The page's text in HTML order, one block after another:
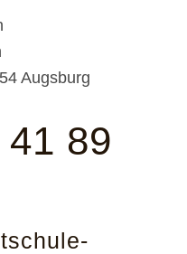
Augs­burg
89